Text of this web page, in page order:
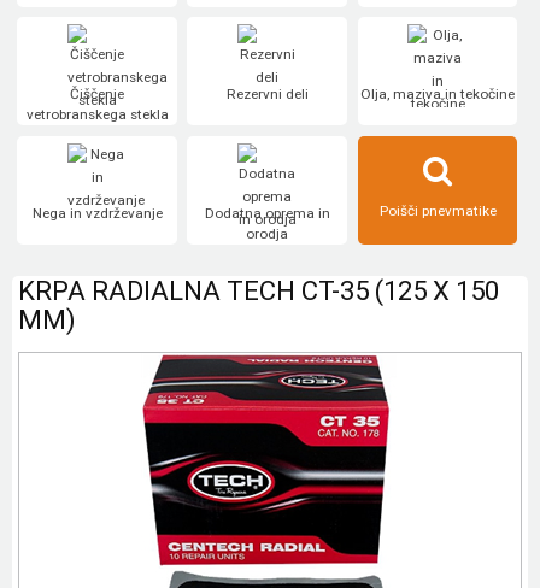
Čiščenje
vetrobranskega stekla
Rezervni deli Olja, maziva in tekočine
Nega in vzdrževanje
Dodatna oprema in
orodja
Poišči pnevmatike
KRPA RADIALNA TECH CT-35 (125 X 150
MM)